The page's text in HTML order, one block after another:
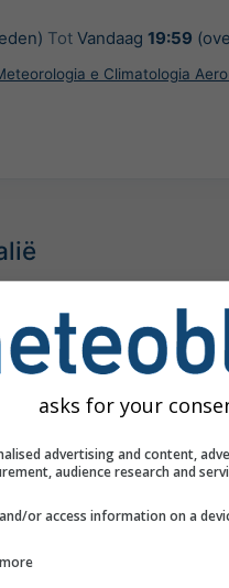
TotVandaag 19:59
e Climatologia
asks for your
advertising and content,
audience research and
or access information on a